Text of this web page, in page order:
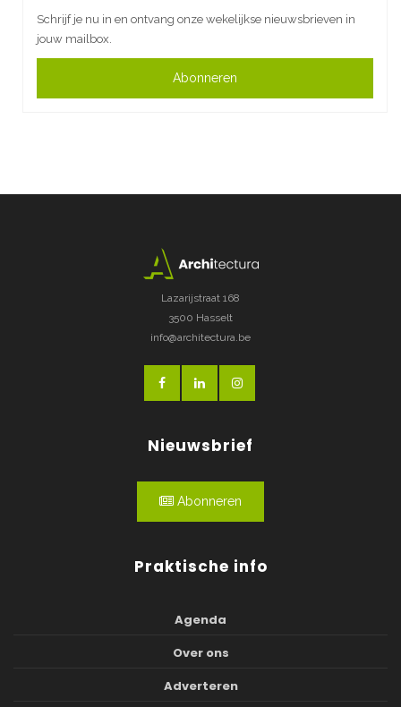
Schrijf je nu in en ontvang onze wekelijkse nieuwsbrieven in
jouw mailbox.
Abonneren
Lazarijstraat 168
3500 Hasselt
info@architectura.be
Nieuwsbrief
Abonneren
Praktische info
Agenda
Over ons
Adverteren